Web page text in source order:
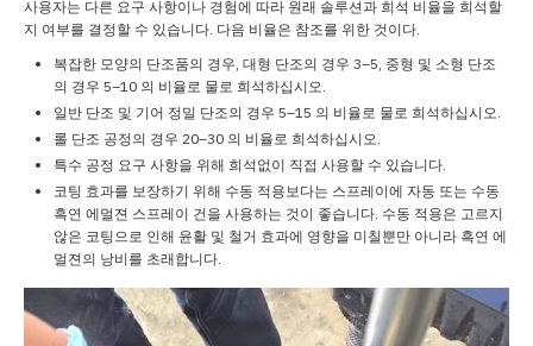
사용자는 다른 요구 사항이나 경험에 따라 원래 솔루션과 희석 비율을 희석할
지 여부를 결정할 수 있습니다. 다음 비율은 참조를 위한 것이다.
복잡한 모양의 단조품의 경우, 대형 단조의 경우 3–5, 중형 및 소형 단조
의 경우 5–10 의 비율로 물로 희석하십시오.
일반 단조 및 기어 정밀 단조의 경우 5–15 의 비율로 물로 희석하십시오.
롤 단조 공정의 경우 20–30 의 비율로 희석하십시오.
특수 공정 요구 사항을 위해 희석없이 직접 사용할 수 있습니다.
코팅 효과를 보장하기 위해 수동 적용보다는 스프레이에 자동 또는 수동
흑연 에멀젼 스프레이 건을 사용하는 것이 좋습니다. 수동 적용은 고르지
않은 코팅으로 인해 윤활 및 철거 효과에 영향을 미칠뿐만 아니라 흑연 에
멀젼의 낭비를 초래합니다.